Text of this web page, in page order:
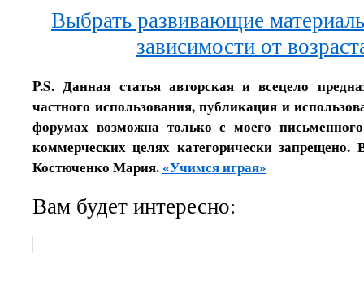
Выбрать развивающие
зависимости от
P.S. Данная статья авторская и всецело
частного использования, публикация и
форумах возможна только с моего
коммерческих целях категорически
Костюченко Мария.«Учимся играя»
Вам будет интересно: